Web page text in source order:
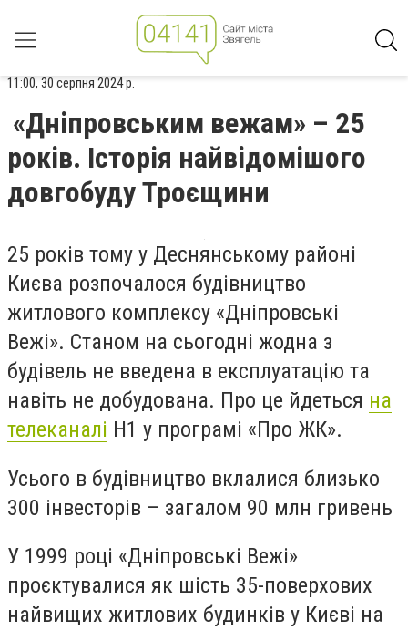
11:00, 30 серпня 2024 р.
«Дніпровським вежам» – 25
років. Історія найвідомішого
довгобуду Троєщини
25 років тому у Деснянському районі
Києва розпочалося будівництво
житлового комплексу «Дніпровські
Вежі». Станом на сьогодні жодна з
будівель не введена в експлуатацію та
навіть не добудована. Про це йдеться на
телеканалі Н1 у програмі «Про ЖК».
Усього в будівництво вклалися близько
300 інвесторів – загалом 90 млн гривень
У 1999 році «Дніпровські Вежі»
проєктувалися як шість 35-поверхових
найвищих житлових будинків у Києві на